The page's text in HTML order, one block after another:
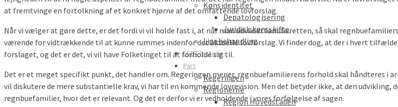
Kønsidentitet
Depatologisering
Juridisk kønsskifte
Ligebehandling
LGBT-historie
Part
Regeringen
Regionerne
Region Hovedstaden
at fremtvinge en fortolkning af et konkret hjørne af det omfattende lovforslag.
Når vi vælger at gøre dette, er det fordi vi vil holde fast i, at når man udvikler familieretten, så skal
værende for vidtrækkende til at kunne rummes indenfor det aktuelle lovforslag. Vi finder dog, at der i hvert
forslaget, og det er det, vi vil have Folketinget til at forholde sig til.
Det er et meget specifikt punkt, det handler om. Regeringen mener, regnbuefamilierens forhold skal håndteres i
vil diskutere de mere substantielle krav, vi har til en kommende lovrevision. Men det betyder ikke, at den
regnbuefamilier, hvor det er relevant. Og det er derfor vi er vedholdende i vores forfølgelse af sagen.